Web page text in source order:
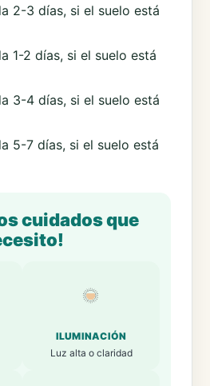
2-3 días, si el suelo está
1-2 días, si el suelo está
3-4 días, si el suelo está
5-7 días, si el suelo está
cuidados que
ILUMINACIÓN
Luz alta o claridad